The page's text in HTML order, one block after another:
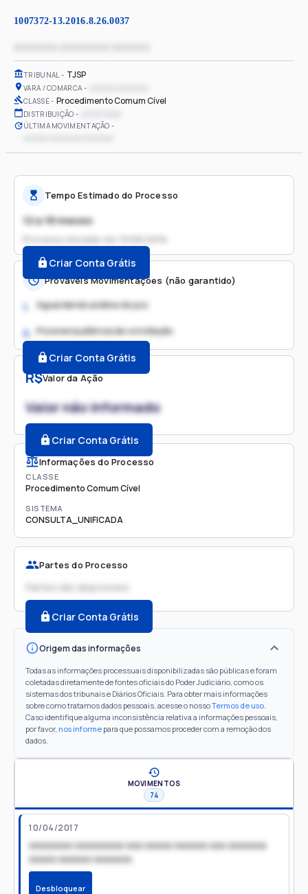
1007372-13.2016.8.26.0037
TRIBUNAL TJSP
VARA / COMARCA
CLASSE Procedimento Comum Cível
DISTRIBUIÇÃO
ÚLTIMA MOVIMENTAÇÃO
R$Valor da Ação
Valor não informado
Criar Conta Grátis
Informações do Processo
CLASSE
Procedimento Comum Cível
SISTEMA
CONSULTA_UNIFICADA
Partes do Processo
Partes não disponíveis
Criar Conta Grátis
Origem das informações
Todas as informações processuais disponibilizadas são públicas e foram
coletadas diretamente de fontes oficiais do Poder Judiciário, como os
sistemas dos tribunais e Diários Oficiais. Para obter mais informações
sobre como tratamos dados pessoais, acesse o nossoTermos de uso.
Caso identifique alguma inconsistência relativa a informações pessoais,
por favor, nos informe para que possamos proceder com a remoção dos
dados.
Tempo Estimado do Processo
12 a 18 meses
Processo iniciado em
Criar Conta Grátis
Prováveis Movimentações (não garantido)
1. Aguardando análise do juiz
2. Possível audiência de conciliação
Criar Conta Grátis
MOVIMENTOS
74
10/04/2017
xxxxxxxx xxxxxxxxx xxx xxxxx xxxxxx xxx xxxxxxx
xxxxx xxxxxx xxxxxxx
Desbloquear